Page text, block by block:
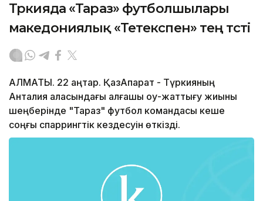
Түркияда «Тараз» футболшылары
македониялық «Тетекспен» тең түсті
АЛМАТЫ. 22 қаңтар. ҚазАқпарат - Түркияның
Анталия қаласындағы алғашқы оқу-жаттығу жиыны
шеңберінде "Тараз" футбол командасы кеше
соңғы спаррингтік кездесуін өткізді.